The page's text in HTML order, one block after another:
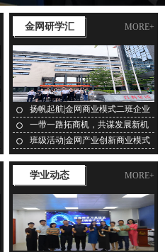
MORE+
金网研学汇
扬帆起航|金网商业模式二班企业
家...
一带一路拓商机，共谋发展新机
遇...
班级活动|金网产业创新商业模式
二...
MORE+
学业动态